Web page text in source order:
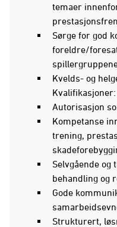
temaer
Sørge for god
foreldre/
Kvelds- og
Kvalifikasjoner:
Autorisasjon
Kompetanse
trening,
Selvgående og
behandling og
Gode
Strukturert,